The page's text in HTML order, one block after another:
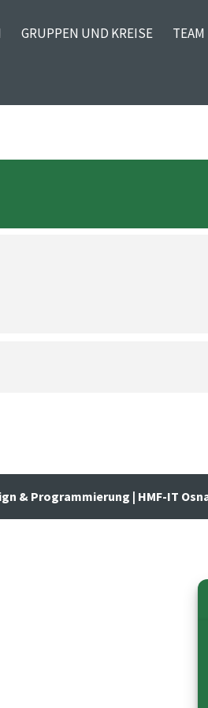
GRUPPEN UND KREISE TEAM
& Programmierung | HMF-IT